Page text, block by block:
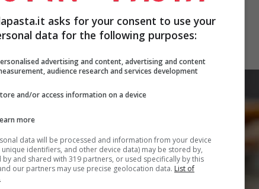
anche tu non smetti più di
asks for your consent to use your
data for the following purposes:
advertising and content, advertising and content
audience research and services development
and/or access information on a device
more
data will be processed and information from your device
unique identifiers, and other device data) may be stored by,
by and shared with 319 partners, or used specifically by this
our partners may use precise geolocation data. List of